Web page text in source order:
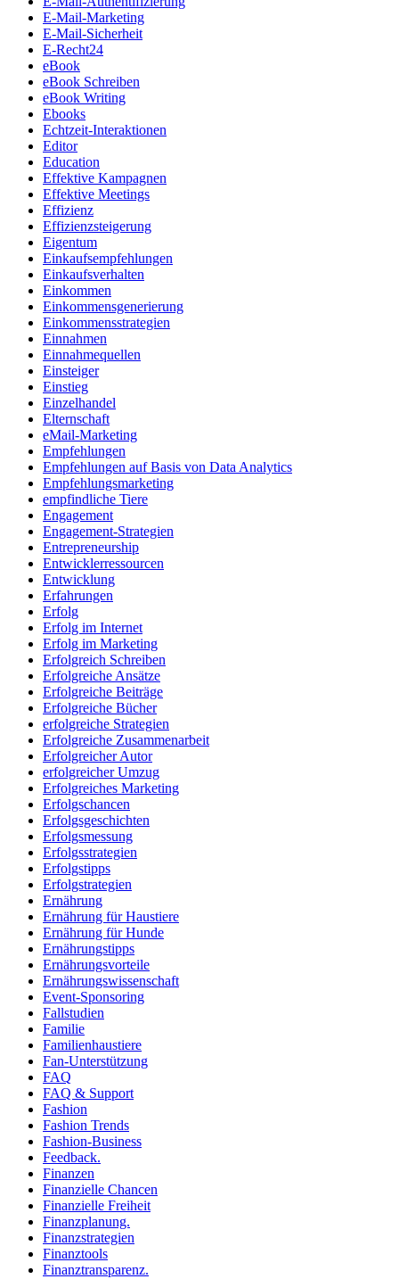
E-Mail-Marketing
E-Mail-Sicherheit
E-Recht24
eBook
eBook Schreiben
eBook Writing
Ebooks
Echtzeit-Interaktionen
Editor
Education
Effektive Kampagnen
Effektive Meetings
Effizienz
Effizienzsteigerung
Eigentum
Einkaufsempfehlungen
Einkaufsverhalten
Einkommen
Einkommensgenerierung
Einkommensstrategien
Einnahmen
Einnahmequellen
Einsteiger
Einstieg
Einzelhandel
Elternschaft
eMail-Marketing
Empfehlungen
Empfehlungen auf Basis von Data Analytics
Empfehlungsmarketing
empfindliche Tiere
Engagement
Engagement-Strategien
Entrepreneurship
Entwicklerressourcen
Entwicklung
Erfahrungen
Erfolg
Erfolg im Internet
Erfolg im Marketing
Erfolgreich Schreiben
Erfolgreiche Ansätze
Erfolgreiche Beiträge
Erfolgreiche Bücher
erfolgreiche Strategien
Erfolgreiche Zusammenarbeit
Erfolgreicher Autor
erfolgreicher Umzug
Erfolgreiches Marketing
Erfolgschancen
Erfolgsgeschichten
Erfolgsmessung
Erfolgsstrategien
Erfolgstipps
Erfolgstrategien
Ernährung
Ernährung für Haustiere
Ernährung für Hunde
Ernährungstipps
Ernährungsvorteile
Ernährungswissenschaft
Event-Sponsoring
Fallstudien
Familie
Familienhaustiere
Fan-Unterstützung
FAQ
FAQ & Support
Fashion
Fashion Trends
Fashion-Business
Feedback.
Finanzen
Finanzielle Chancen
Finanzielle Freiheit
Finanzplanung.
Finanzstrategien
Finanztools
Finanztransparenz.